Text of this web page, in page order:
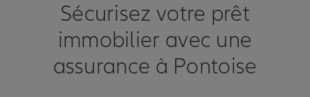
Sécurisez votre prêt
immobilier avec une
assurance à Pontoise